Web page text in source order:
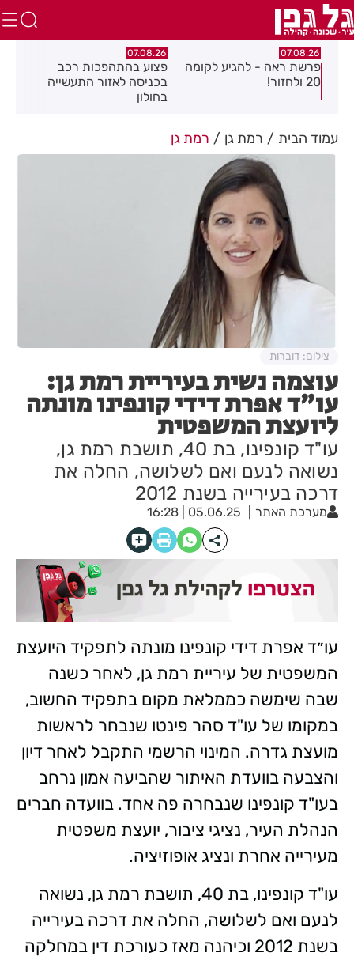
07.08.26
פרשת ראה - להגיע לקומה
20 ולחזור!
07.08.26
פצוע בהתהפכות רכב
בכניסה לאזור התעשייה
בחולון
עמוד הבית רמת גן רמת גן
עוצמה נשית בעיריית רמת גן:
עו״ד אפרת דידי קונפינו מונתה
ליועצת המשפטית
עו"ד קונפינו, בת 40, תושבת רמת גן,
נשואה לנעם ואם לשלושה, החלה את
דרכה בעירייה בשנת 2012
מערכת האתר 05.06.25 | 16:28
צילום: דוברות
עו״ד אפרת דידי קונפינו מונתה לתפקיד היועצת
המשפטית של עיריית רמת גן, לאחר כשנה
שבה שימשה כממלאת מקום בתפקיד החשוב,
במקומו של עו"ד סהר פינטו שנבחר לראשות
מועצת גדרה. המינוי הרשמי התקבל לאחר דיון
והצבעה בוועדת האיתור שהביעה אמון נרחב
בעו"ד קונפינו שנבחרה פה אחד. בוועדה חברים
הנהלת העיר, נציגי ציבור, יועצת משפטית
מעירייה אחרת ונציג אופוזיציה.
עו"ד קונפינו, בת 40, תושבת רמת גן, נשואה
לנעם ואם לשלושה, החלה את דרכה בעירייה
בשנת 2012 וכיהנה מאז כעורכת דין במחלקה